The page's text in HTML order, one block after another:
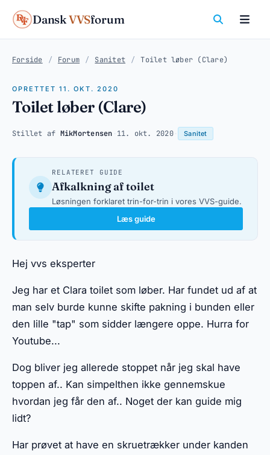
DanskVVSforum
Forside / Forum / Sanitet / Toilet løber (Clare)
OPRETTET 11. OKT. 2020
Toilet løber (Clare)
Stillet af MikMortensen 11. okt. 2020· Sanitet
RELATERET GUIDE
Afkalkning af toilet
Løsningen forklaret trin-for-trin i vores VVS-guide.
Læs guide
Hej vvs eksperter
Jeg har et Clara toilet som løber. Har fundet ud af at
man selv burde kunne skifte pakning i bunden eller
den lille "tap" som sidder længere oppe. Hurra for
Youtube...
Dog bliver jeg allerede stoppet når jeg skal have
toppen af.. Kan simpelthen ikke gennemskue
hvordan jeg får den af.. Noget der kan guide mig
lidt?
Har prøvet at have en skruetrækker under kanden